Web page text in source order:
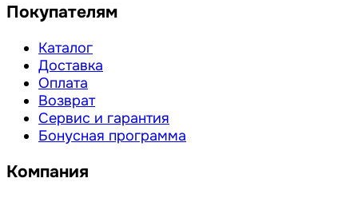
Покупателям
Каталог
Доставка
Оплата
Возврат
Сервис и гарантия
Бонусная программа
Компания